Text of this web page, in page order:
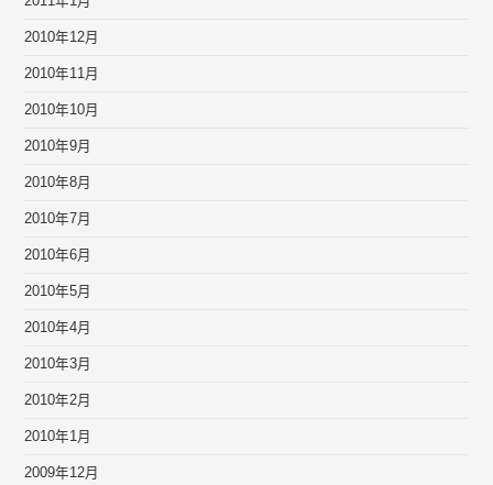
2010年12月
2010年11月
2010年10月
2010年9月
2010年8月
2010年7月
2010年6月
2010年5月
2010年4月
2010年3月
2010年2月
2010年1月
2009年12月